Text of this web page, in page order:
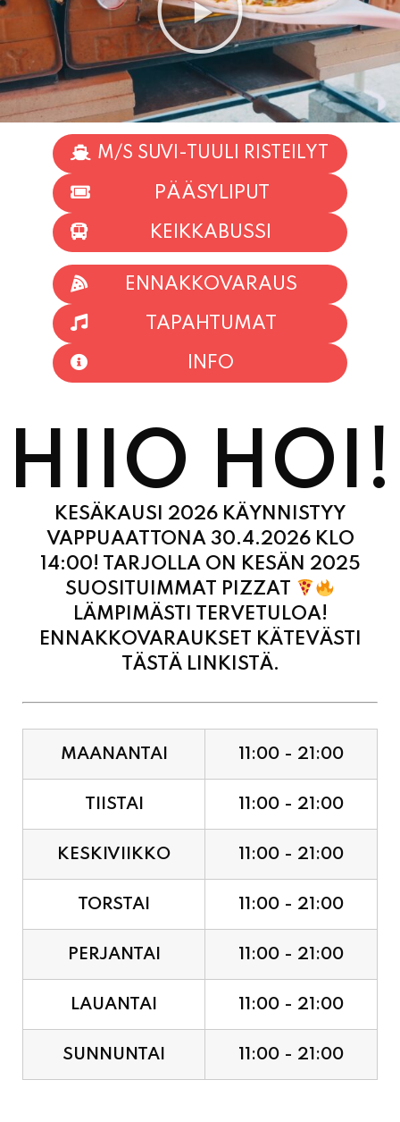
M/S SUVI-TUULI RISTEILYT
PÄÄSYLIPUT
KEIKKABUSSI
ENNAKKOVARAUS
TAPAHTUMAT
INFO
HIIO HOI!
KESÄKAUSI 2026 KÄYNNISTYY
VAPPUAATTONA 30.4.2026 KLO
14:00! TARJOLLA ON KESÄN 2025
SUOSITUIMMAT PIZZAT
LÄMPIMÄSTI TERVETULOA!
ENNAKKOVARAUKSET KÄTEVÄSTI
TÄSTÄ LINKISTÄ.
MAANANTAI 11:00 - 21:00
TIISTAI 11:00 - 21:00
KESKIVIIKKO 11:00 - 21:00
TORSTAI 11:00 - 21:00
PERJANTAI 11:00 - 21:00
LAUANTAI 11:00 - 21:00
SUNNUNTAI 11:00 - 21:00